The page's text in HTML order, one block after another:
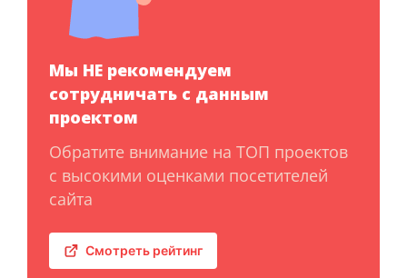
Мы НЕ рекомендуем
сотрудничать с данным
проектом
Обратите внимание на ТОП проектов
с высокими оценками посетителей
сайта
Смотреть рейтинг